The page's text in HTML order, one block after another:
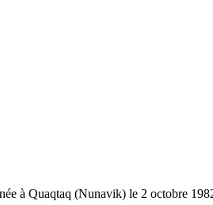
à Quaqtaq (Nunavik) le 2 octobre